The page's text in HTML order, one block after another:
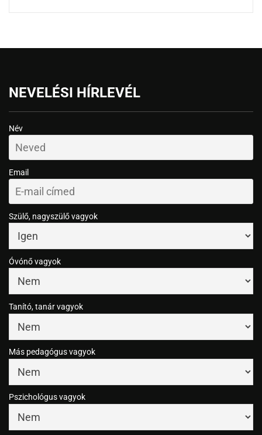
NEVELÉSI HÍRLEVÉL
Név
Email
Szülő, nagyszülő vagyok
Óvónő vagyok
Tanító, tanár vagyok
Más pedagógus vagyok
Pszichológus vagyok